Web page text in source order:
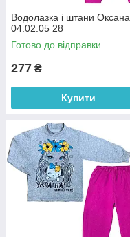
Водолазка і штани Оксана
04.02.05 28
Готово до відправки
277 ₴
Купити